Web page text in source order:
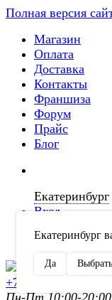
Полная версия
Магазин
Оплата
Доставка
Контакты
Франшиза
Форум
Прайс
Блог
Екатеринбург
Екатеринбург
Да
Вход
Регистрация
+7 (902) 872-54-70
Пн-Пт 10:00-20:00,